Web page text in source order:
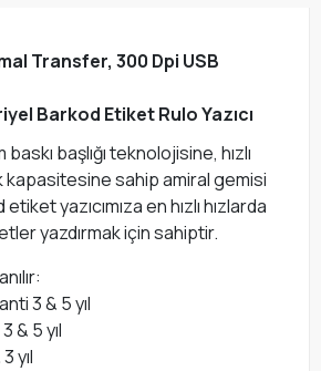
Transfer, 300 Dpi USB
Barkod Etiket Rulo Yazıcı
başlığı teknolojisine, hızlı
kapasitesine sahip amiral gemisi
yazıcımıza en hızlı hızlarda
yazdırmak için sahiptir.
3 & 5 yıl
& 5 yıl
yıl